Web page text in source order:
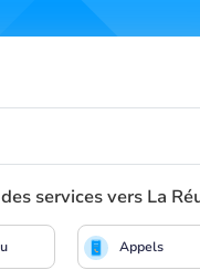
services vers La
Appels